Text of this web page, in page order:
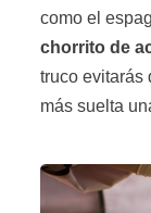
como el
chorrito de
truco evitarás
más suelta